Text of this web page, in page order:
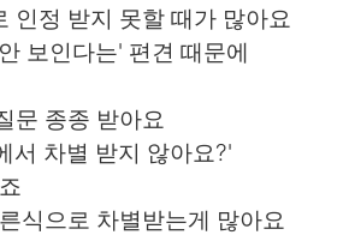
인정 받지 못할 때가 많아요
보인다는' 편견 때문에
문 종종 받아요
서 차별 받지 않아요?'
식으로 차별받는게 많아요